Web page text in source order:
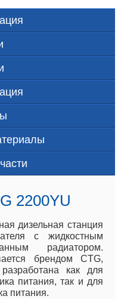
2200YU
дизельная станция
с жидкостным
радиатором.
брендом CTG,
как для
питания, так и для
питания.